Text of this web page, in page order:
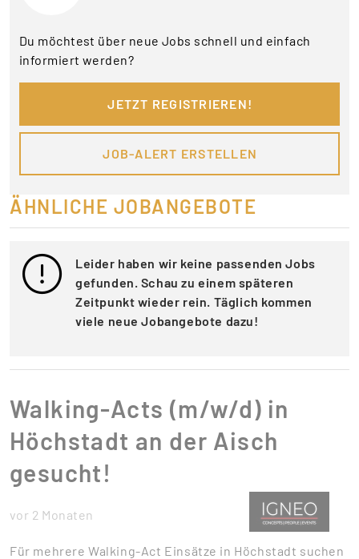
Du möchtest über neue Jobs schnell und einfach
informiert werden?
JETZT REGISTRIEREN!
JOB-ALERT ERSTELLEN
ÄHNLICHE JOBANGEBOTE
Leider haben wir keine passenden Jobs
gefunden. Schau zu einem späteren
Zeitpunkt wieder rein. Täglich kommen
viele neue Jobangebote dazu!
Walking-Acts (m/w/d) in
Höchstadt an der Aisch
gesucht!
vor 2 Monaten
Für mehrere Walking-Act Einsätze in Höchstadt suchen